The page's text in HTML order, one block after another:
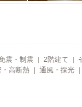
震・制震 | 2階建て |
高断熱 | 通風・採光